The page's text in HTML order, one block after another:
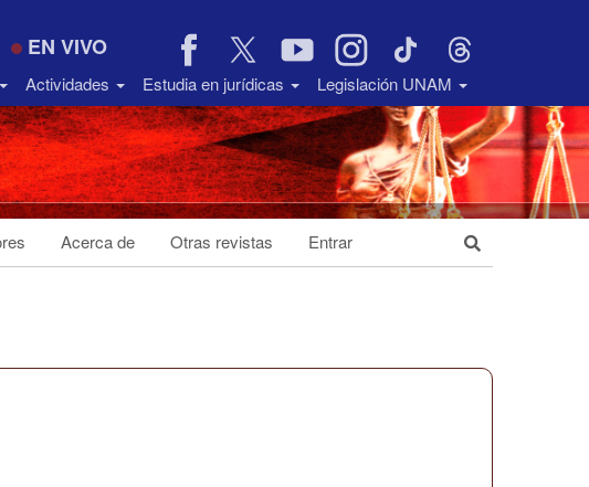
EN VIVO
Actividades Estudia en jurídicas Legislación UNAM
Acerca de Otras revistas Entrar